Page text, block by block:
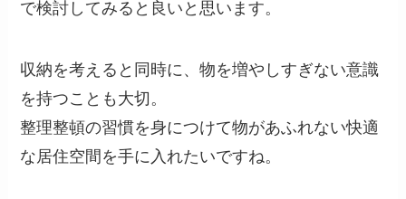
で検討してみると良いと思います。
収納を考えると同時に、物を増やしすぎない意識
を持つことも大切。
整理整頓の習慣を身につけて物があふれない快適
な居住空間を手に入れたいですね。